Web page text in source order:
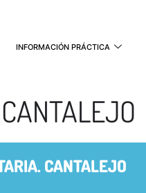
INFORMACIÓN PRÁCTICA
CANTALEJO